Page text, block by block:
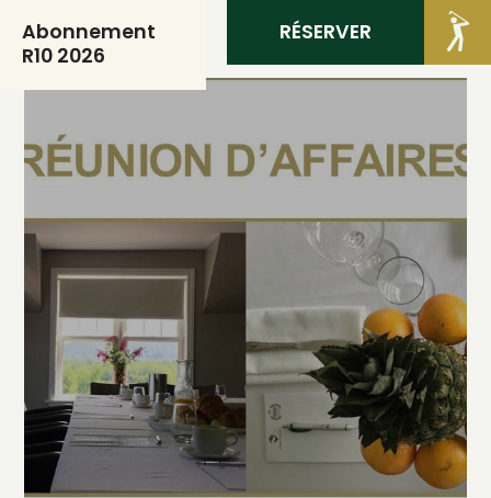
Abonnement
R10 2026
RÉSERVER
MEMBRES